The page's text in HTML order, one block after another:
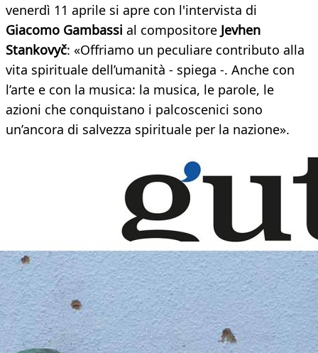
venerdì 11 aprile si apre con l'intervista di
Giacomo Gambassi al compositore Jevhen
Stankovyč: «Offriamo un peculiare contributo alla
vita spirituale dell’umanità - spiega -. Anche con
l’arte e con la musica: la musica, le parole, le
azioni che conquistano i palcoscenici sono
un’ancora di salvezza spirituale per la nazione».